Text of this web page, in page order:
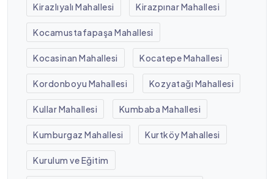
Kirazlıyalı Mahallesi Kirazpınar Mahallesi
Kocamustafapaşa Mahallesi
Kocasinan Mahallesi Kocatepe Mahallesi
Kordonboyu Mahallesi Kozyatağı Mahallesi
Kullar Mahallesi Kumbaba Mahallesi
Kumburgaz Mahallesi Kurtköy Mahallesi
Kurulum ve Eğitim